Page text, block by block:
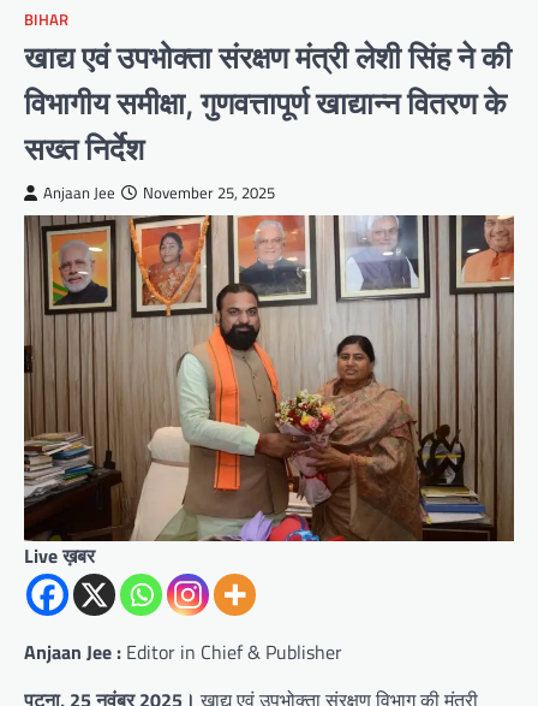
BIHAR
खाद्य एवं उपभोक्ता संरक्षण मंत्री लेशी सिंह ने की
विभागीय समीक्षा, गुणवत्तापूर्ण खाद्यान्न वितरण के
सख्त निर्देश
Anjaan Jee November 25, 2025
Live ख़बर
Anjaan Jee : Editor in Chief & Publisher
पटना, 25 नवंबर 2025। खाद्य एवं उपभोक्ता संरक्षण विभाग की मंत्री